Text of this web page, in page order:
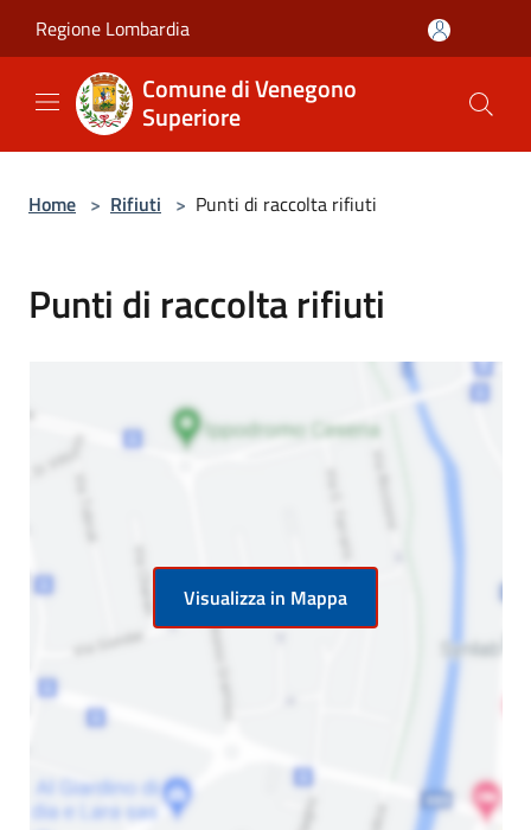
Regione Lombardia
Comune di Venegono
Superiore
Home > Rifiuti > Punti di raccolta rifiuti
Punti di raccolta rifiuti
Visualizza in Mappa